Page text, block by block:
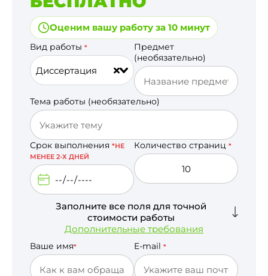
Оценим вашу работу за 10 минут
Вид работы *
Диссертация
Предмет
(необязательно)
Тема работы (необязательно)
Срок выполнения *НЕ
МЕНЕЕ 2-Х ДНЕЙ
Количество страниц *
Заполните все поля для точной
стоимости работы
Дополнительные требования
Ваше имя* E-mail *